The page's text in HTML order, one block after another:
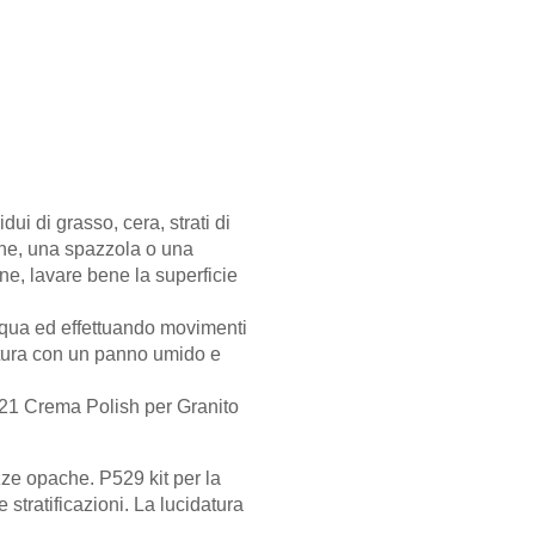
di grasso, cera, strati di
una spazzola o una
lavare bene la superficie
ed effettuando movimenti
con un panno umido e
Crema Polish per Granito
opache. P529 kit per la
stratificazioni. La lucidatura